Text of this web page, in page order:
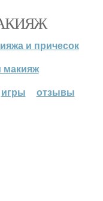
и причесок
макияж
игры отзывы